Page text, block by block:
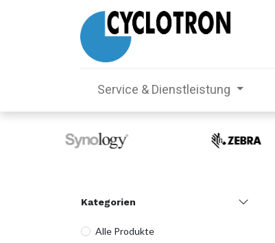
Service & Dienstleistung
Kategorien
Alle Produkte